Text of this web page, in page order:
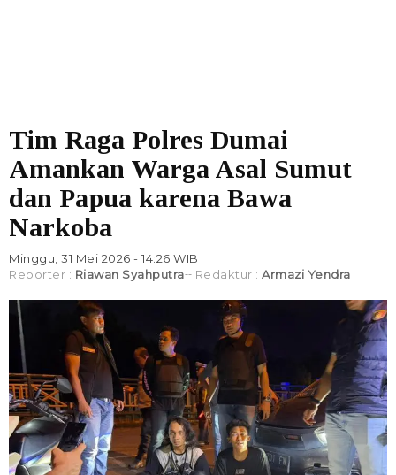
Tim Raga Polres Dumai
Amankan Warga Asal Sumut
dan Papua karena Bawa
Narkoba
Minggu, 31 Mei 2026 - 14:26 WIB
Reporter : Riawan Syahputra Redaktur : Armazi Yendra